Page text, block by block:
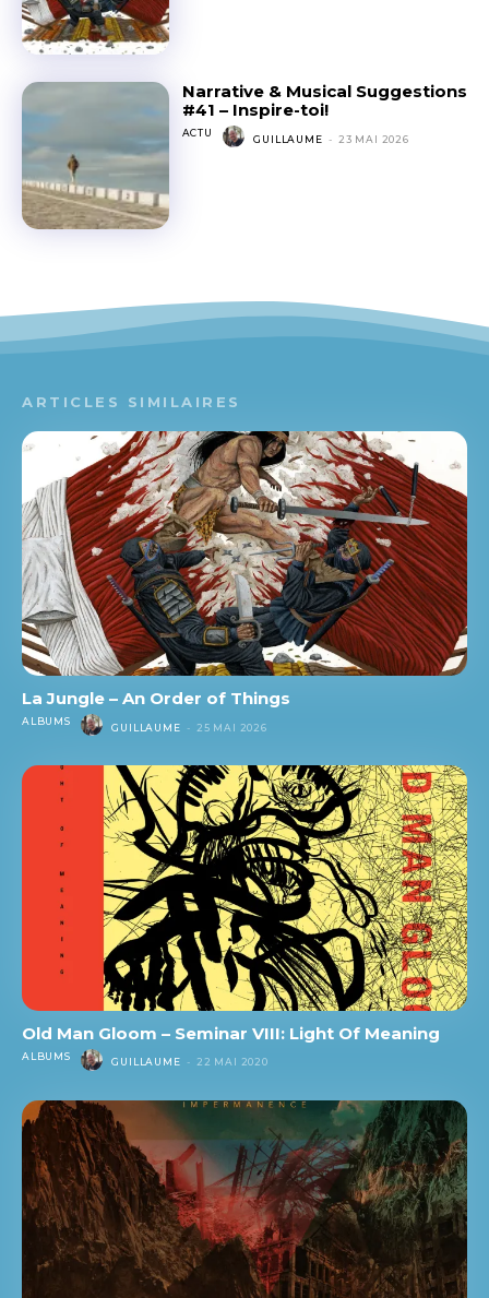
Narrative & Musical Suggestions
#41 – Inspire-toi!
ACTU GUILLAUME - 23 MAI 2026
ARTICLES SIMILAIRES
La Jungle – An Order of Things
ALBUMS GUILLAUME - 25 MAI 2026
Old Man Gloom – Seminar VIII: Light Of Meaning
ALBUMS GUILLAUME - 22 MAI 2020